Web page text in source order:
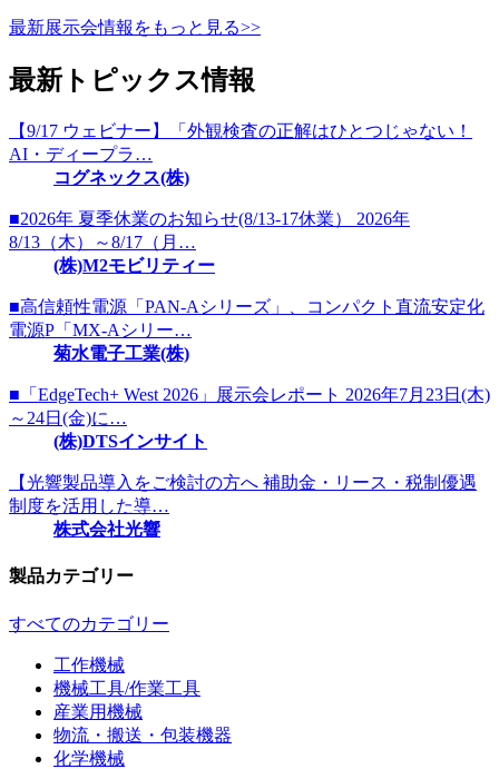
最新展示会情報をもっと見る>>
最新トピックス情報
【9/17 ウェビナー】「外観検査の正解はひとつじゃない！
AI・ディープラ…
コグネックス(株)
■2026年 夏季休業のお知らせ(8/13-17休業） 2026年
8/13（木）～8/17（月…
(株)M2モビリティー
■高信頼性電源「PAN-Aシリーズ」、コンパクト直流安定化
電源P「MX-Aシリー…
菊水電子工業(株)
■「EdgeTech+ West 2026」展示会レポート 2026年7月23日(木)
～24日(金)に…
(株)DTSインサイト
【光響製品導入をご検討の方へ 補助金・リース・税制優遇
制度を活用した導…
株式会社光響
製品カテゴリー
すべてのカテゴリー
工作機械
機械工具/作業工具
産業用機械
物流・搬送・包装機器
化学機械